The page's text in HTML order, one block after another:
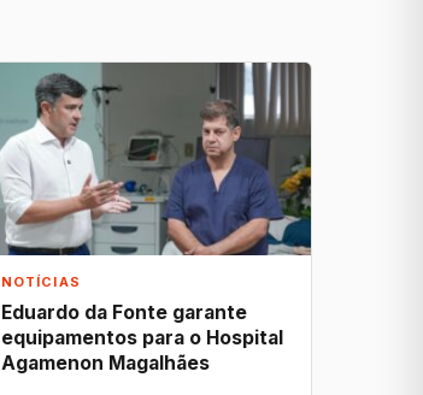
NOTÍCIAS
Eduardo da Fonte garante
equipamentos para o Hospital
Agamenon Magalhães